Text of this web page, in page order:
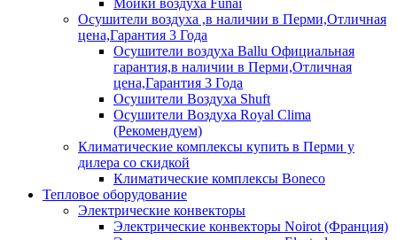
Осушители воздуха ,в наличии в Перми,Отличная
цена,Гарантия 3 Года
Осушители воздуха Ballu Официальная
гарантия,в наличии в Перми,Отличная
цена,Гарантия 3 Года
Осушители Воздуха Shuft
Осушители Воздуха Royal Clima
(Рекомендуем)
Климатические комплексы купить в Перми у
дилера со скидкой
Климатические комплексы Boneсo
Тепловое оборудование
Электрические конвекторы
Электрические конвекторы Noirot (Франция)